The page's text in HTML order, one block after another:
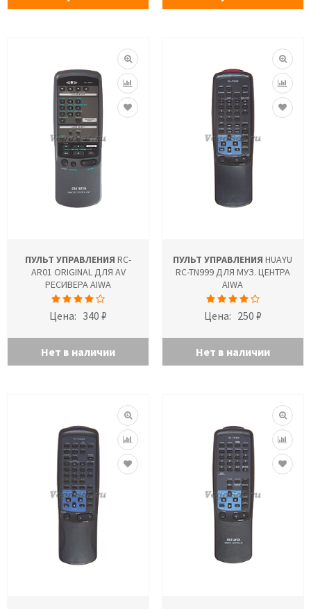
ПУЛЬТ УПРАВЛЕНИЯ RC-
AR01 ORIGINAL ДЛЯ AV
РЕСИВЕРА AIWA
Цена: 340 ₽
Нет в наличии
ПУЛЬТ УПРАВЛЕНИЯ HUAYU
RC-TN999 ДЛЯ МУЗ. ЦЕНТРА
AIWA
Цена: 250 ₽
Нет в наличии